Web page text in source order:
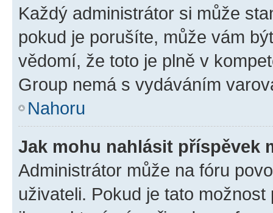
Každý administrátor si může
pokud je porušíte, může vám
vědomí, že toto je plně v
Group nemá s vydáváním
Nahoru
Jak mohu nahlásit příspěvek
Administrátor může na fóru
uživateli. Pokud je tato